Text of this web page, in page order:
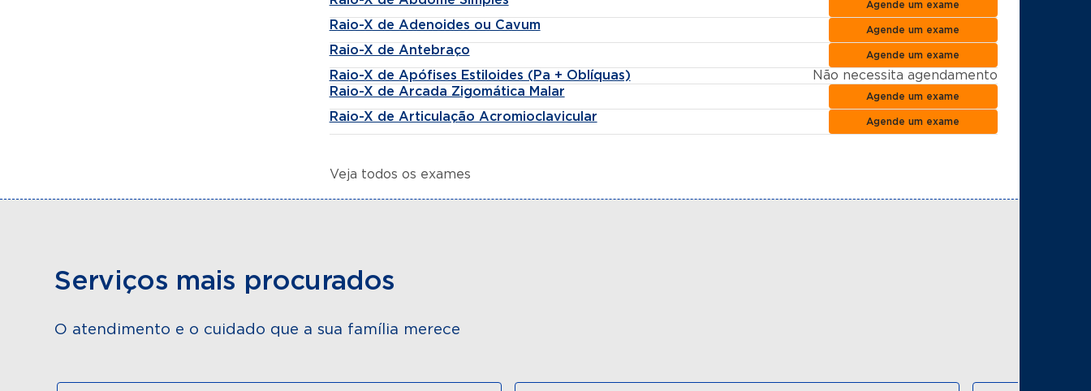
Agende um exame
Raio-X de Adenoides ou Cavum Agende um exame
Raio-X de Antebraço Agende um exame
Raio-X de Apófises Estiloides (Pa + Oblíquas)
Não necessita agendamento
Raio-X de Arcada Zigomática Malar
Agende um exame
Raio-X de Articulação Acromioclavicular Agende um exame
Veja todos os exames
Serviços mais procurados
O atendimento e o cuidado que a sua família merece